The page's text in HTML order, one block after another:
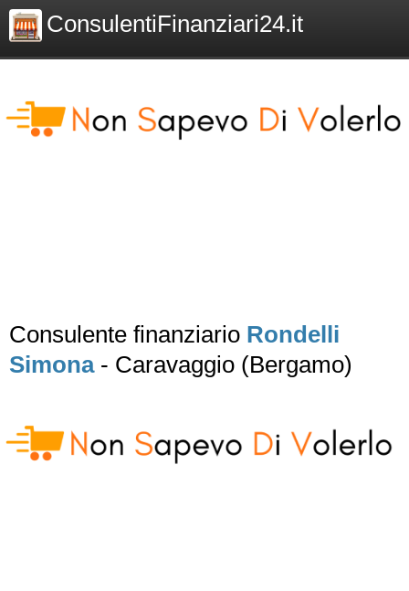
ConsulentiFinanziari24.it
Consulente finanziario Rondelli
Simona- Caravaggio (Bergamo)